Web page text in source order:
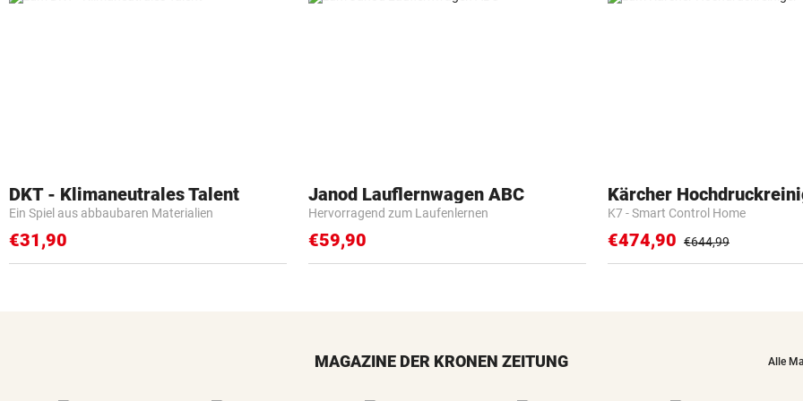
DKT - Klimaneutrales Talent
Ein Spiel aus abbaubaren Materialien
€31,90
Janod Lauflernwagen ABC
Hervorragend zum Laufenlernen
€59,90
Kärcher
K7 - Smart Control Home
€474,90 €644,99
MAGAZINE DER KRONEN ZEITUNG Alle